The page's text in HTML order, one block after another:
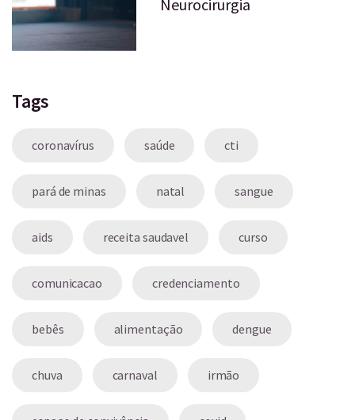
Neurocirurgia
Tags
coronavírus saúde cti
pará de minas natal sangue
aids receita saudavel curso
comunicacao credenciamento
bebês alimentação dengue
chuva carnaval irmão